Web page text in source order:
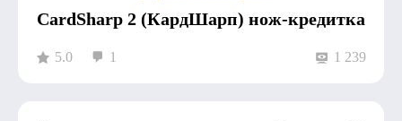
CardSharp 2 (КардШарп) нож-кредитка
5.0 1 1 239